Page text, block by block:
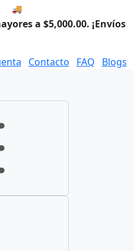
🚚 Envío el Lunes, 10 de
a $5,000.00. ¡Envíos
Contacto FAQ Blogs